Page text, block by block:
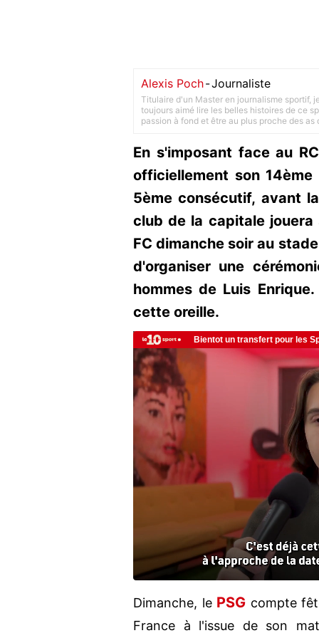
Alexis Poch-Journaliste
Titulaire d'un Master en journalisme sportif,
toujours aimé lire les belles histoires de ce
passion à fond et être au plus proche des as
En s'imposant face au
officiellement son
5ème consécutif, avant
club de la capitale
FC dimanche soir au
d'organiser une
hommes de Luis
cette oreille.
Dimanche, le PSG compte
France à l'issue de son